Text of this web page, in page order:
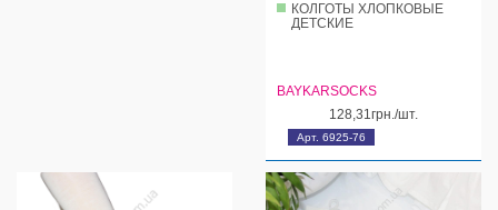
Арт. 6925-76
КОЛГОТЫ ХЛОПКОВЫЕ
ДЕТСКИЕ
BAYKARSOCKS
128,31грн./шт.